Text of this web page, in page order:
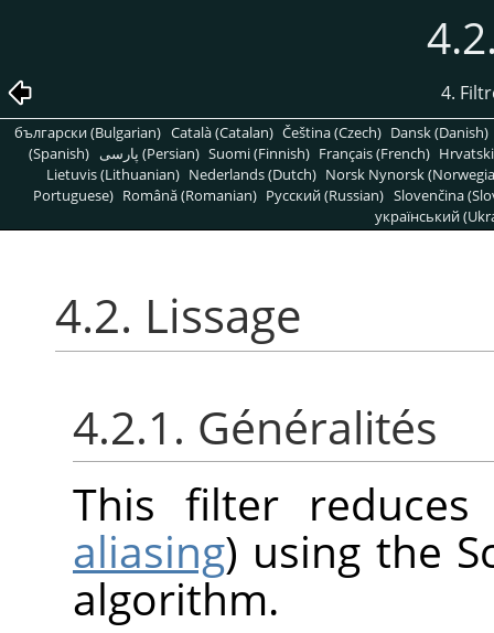
4.
български (Bulgarian) Català (Catalan) Čeština (Czech) Dansk (Danish)
(Spanish)
پارسی (Persian) Suomi (Finnish) Français (French)
Lietuvis (Lithuanian) Nederlands (Dutch) Norsk Nynorsk
Portuguese) Română (Romanian) Pусский (Russian) Slovenčina
український
4.2. Lissage
4.2.1. Généralités
This filter
aliasing) using the
algorithm.